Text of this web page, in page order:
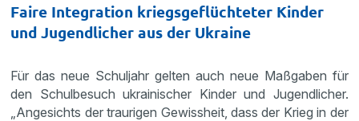
Faire Integration kriegsgeflüchteter Kinder
und Jugendlicher aus der Ukraine
Für das neue Schuljahr gelten auch neue Maßgaben für
den Schulbesuch ukrainischer Kinder und Jugendlicher.
„Angesichts der traurigen Gewissheit, dass der Krieg in der